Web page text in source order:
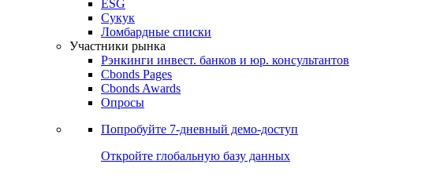
ESG
Сукук
Ломбардные списки
Участники рынка
Рэнкинги инвест. банков и юр. консультантов
Cbonds Pages
Cbonds Awards
Опросы
Попробуйте 7-дневный демо-доступ
Откройте глобальную базу данных